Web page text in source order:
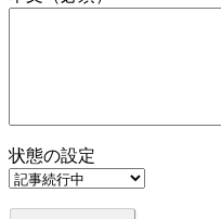
状態の設定